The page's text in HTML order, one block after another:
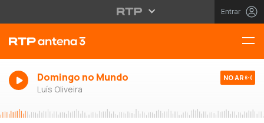
Entrar
Domingo no Mundo
Luís Oliveira
NO AR